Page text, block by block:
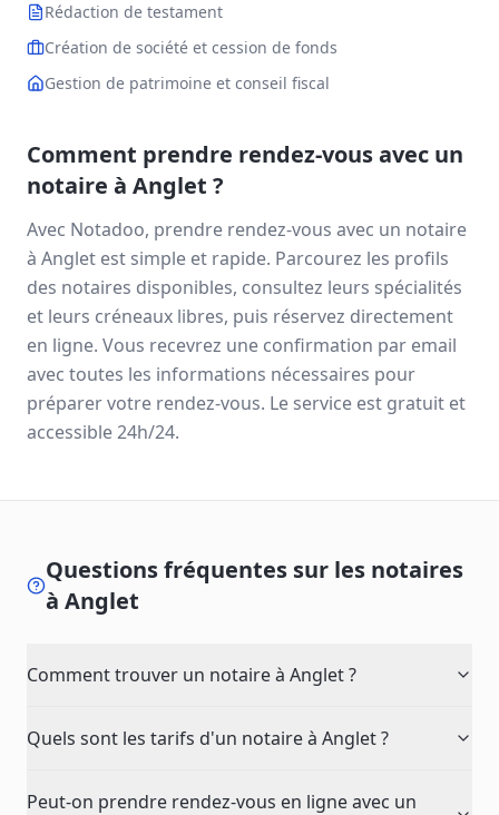
Rédaction de testament
Création de société et cession de fonds
Gestion de patrimoine et conseil fiscal
Comment prendre rendez-vous avec un
notaire à Anglet ?
Avec Notadoo, prendre rendez-vous avec un notaire
à Anglet est simple et rapide. Parcourez les profils
des notaires disponibles, consultez leurs spécialités
et leurs créneaux libres, puis réservez directement
en ligne. Vous recevrez une confirmation par email
avec toutes les informations nécessaires pour
préparer votre rendez-vous. Le service est gratuit et
accessible 24h/24.
Questions fréquentes sur les notaires
à Anglet
Comment trouver un notaire à Anglet ?
Quels sont les tarifs d'un notaire à Anglet ?
Peut-on prendre rendez-vous en ligne avec un